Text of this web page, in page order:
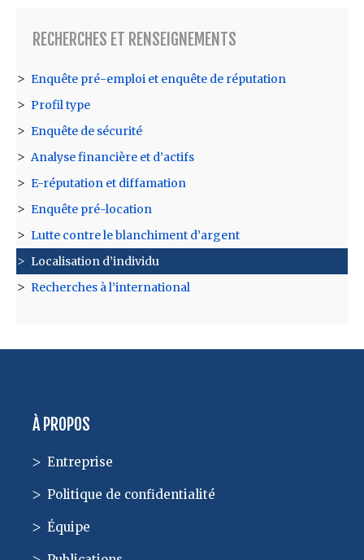
RECHERCHES ET RENSEIGNEMENTS
Enquête pré-emploi et enquête de réputation
Profil type
Enquête de sécurité
Analyse financière et d’actifs
E-réputation et diffamation
Enquête pré-location
Lutte contre le blanchiment d’argent
Localisation d’individu
Recherches à l’international
À PROPOS
Entreprise
Politique de confidentialité
Équipe